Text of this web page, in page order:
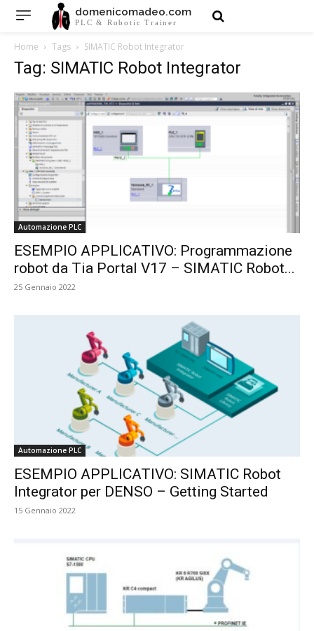
domenicomadeo.com
PLC & Robotic Trainer
Home Tags SIMATIC Robot Integrator
Tag: SIMATIC Robot Integrator
Automazione PLC
ESEMPIO APPLICATIVO: Programmazione
robot da Tia Portal V17 – SIMATIC Robot...
25 Gennaio 2022
Automazione PLC
ESEMPIO APPLICATIVO: SIMATIC Robot
Integrator per DENSO – Getting Started
15 Gennaio 2022